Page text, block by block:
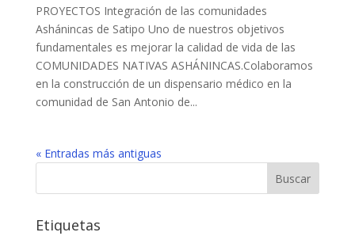
PROYECTOS Integración de las comunidades
Ashánincas de Satipo Uno de nuestros objetivos
fundamentales es mejorar la calidad de vida de las
COMUNIDADES NATIVAS ASHÁNINCAS.Colaboramos
en la construcción de un dispensario médico en la
comunidad de San Antonio de...
« Entradas más antiguas
Buscar
Etiquetas